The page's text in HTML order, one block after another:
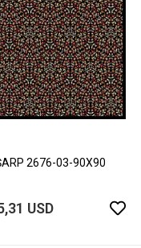
2676-03-90X90
USD